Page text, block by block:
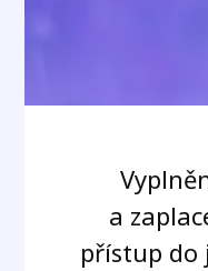
a
přístup do